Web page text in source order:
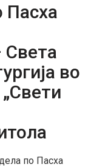
Пасха
Света
во
по Пасха